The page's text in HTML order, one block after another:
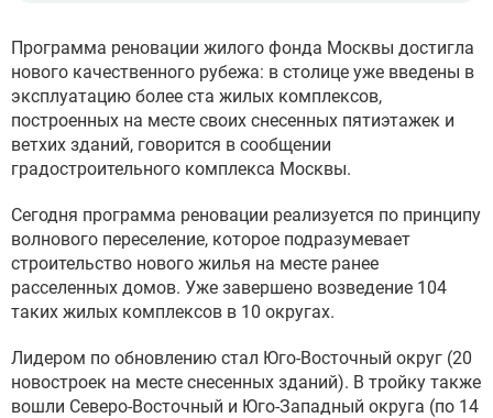
Программа реновации жилого фонда Москвы достигла
нового качественного рубежа: в столице уже введены в
эксплуатацию более ста жилых комплексов,
построенных на месте своих снесенных пятиэтажек и
ветхих зданий, говорится в сообщении
градостроительного комплекса Москвы.
Сегодня программа реновации реализуется по принципу
волнового переселение, которое подразумевает
строительство нового жилья на месте ранее
расселенных домов. Уже завершено возведение 104
таких жилых комплексов в 10 округах.
Лидером по обновлению стал Юго-Восточный округ (20
новостроек на месте снесенных зданий). В тройку также
вошли Северо-Восточный и Юго-Западный округа (по 14